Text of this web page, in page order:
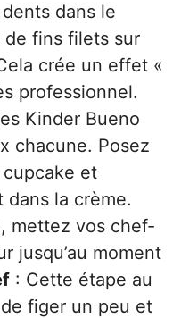
dans le
fins filets sur
crée un effet «
professionnel.
Kinder Bueno
chacune. Posez
et
la crème.
mettez vos chef-
jusqu’au moment
: Cette étape au
figer un peu et